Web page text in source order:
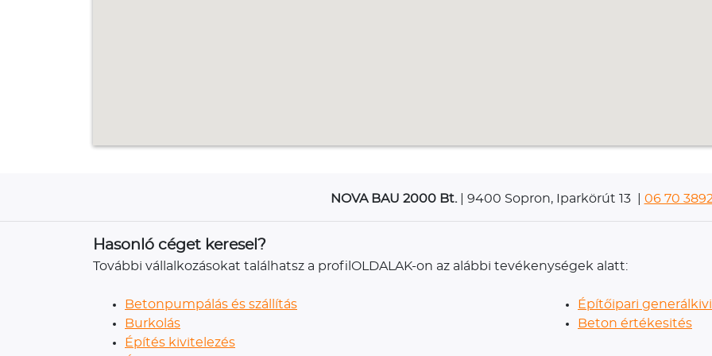
NOVA BAU 2000 Bt.| 9400 Sopron, Iparkörút 13 | 06 70
Hasonló céget keresel?
További vállalkozásokat találhatsz a profilOLDALAK-on az alábbi tevékenységek alatt:
Betonpumpálás és szállítás
Burkolás
Építés kivitelezés
Építőipari
Beton értékesités